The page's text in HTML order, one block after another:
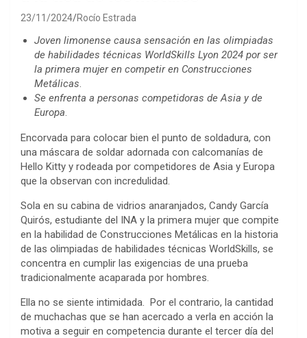
23/11/2024 Rocío Estrada
Joven limonense causa sensación en las olimpiadas
de habilidades técnicas WorldSkills Lyon 2024 por ser
la primera mujer en competir en Construcciones
Metálicas.
Se enfrenta a personas competidoras de Asia y de
Europa.
Encorvada para colocar bien el punto de soldadura, con
una máscara de soldar adornada con calcomanías de
Hello Kitty y rodeada por competidores de Asia y Europa
que la observan con incredulidad.
Sola en su cabina de vidrios anaranjados, Candy García
Quirós, estudiante del INA y la primera mujer que compite
en la habilidad de Construcciones Metálicas en la historia
de las olimpiadas de habilidades técnicas WorldSkills, se
concentra en cumplir las exigencias de una prueba
tradicionalmente acaparada por hombres.
Ella no se siente intimidada. Por el contrario, la cantidad
de muchachas que se han acercado a verla en acción la
motiva a seguir en competencia durante el tercer día del